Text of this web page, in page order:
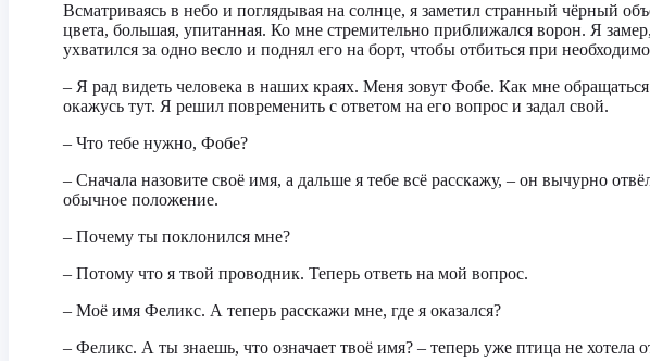
Всматриваясь в небо и поглядывая на солнце, я заметил странный чёрный
цвета, большая, упитанная. Ко мне стремительно приближался ворон. Я
ухватился за одно весло и поднял его на борт, чтобы отбиться при
– Я рад видеть человека в наших краях. Меня зовут Фобе. Как мне
окажусь тут. Я решил повременить с ответом на его вопрос и задал свой.
– Что тебе нужно, Фобе?
– Сначала назовите своё имя, а дальше я тебе всё расскажу, – он вычурно
обычное положение.
– Почему ты поклонился мне?
– Потому что я твой проводник. Теперь ответь на мой вопрос.
– Моё имя Феликс. А теперь расскажи мне, где я оказался?
– Феликс. А ты знаешь, что означает твоё имя? – теперь уже птица не хотела